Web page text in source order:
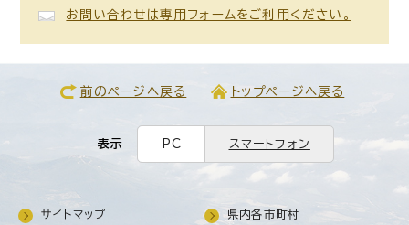
お問い合わせは専用フォームをご利用ください。
前のページへ戻る トップページへ戻る
表示 PC スマートフォン
サイトマップ 県内各市町村